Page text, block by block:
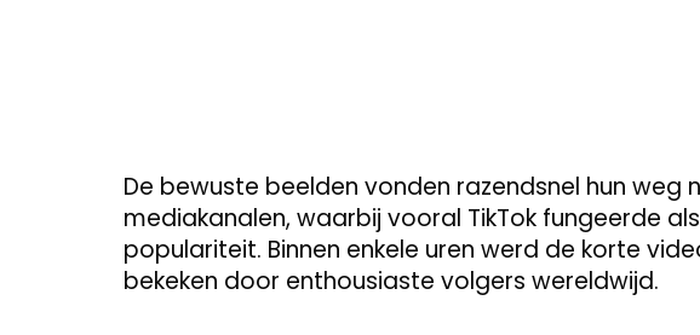
De bewuste beelden vonden razendsnel hun weg
mediakanalen, waarbij vooral TikTok fungeerde
populariteit. Binnen enkele uren werd de korte
bekeken door enthousiaste volgers wereldwijd.